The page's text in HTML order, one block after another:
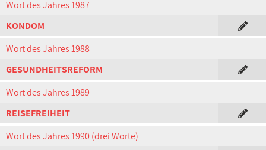
Wort des Jahres 1987
KONDOM
Wort des Jahres 1988
GESUNDHEITSREFORM
Wort des Jahres 1989
REISEFREIHEIT
Wort des Jahres 1990 (drei Worte)